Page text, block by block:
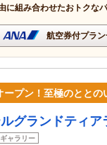
に組み合わせたおトクな
航空券付プラ
プン！至極のととの
グランドティア
ャラリー